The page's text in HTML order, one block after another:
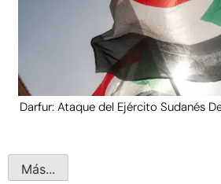
Darfur: Ataque del Ejército Sudanés
Más...